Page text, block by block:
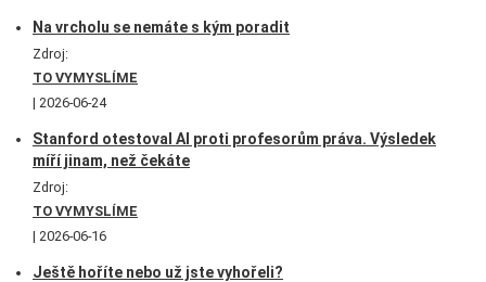
Na vrcholu se nemáte s kým poradit
Zdroj:
TO VYMYSLÍME
2026-06-24
Stanford otestoval AI proti profesorům práva. Výsledek
míří jinam, než čekáte
Zdroj:
TO VYMYSLÍME
2026-06-16
Ještě hoříte nebo už jste vyhořeli?